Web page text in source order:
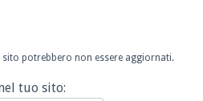
sito potrebbero non essere aggiornati.
tuo sito: